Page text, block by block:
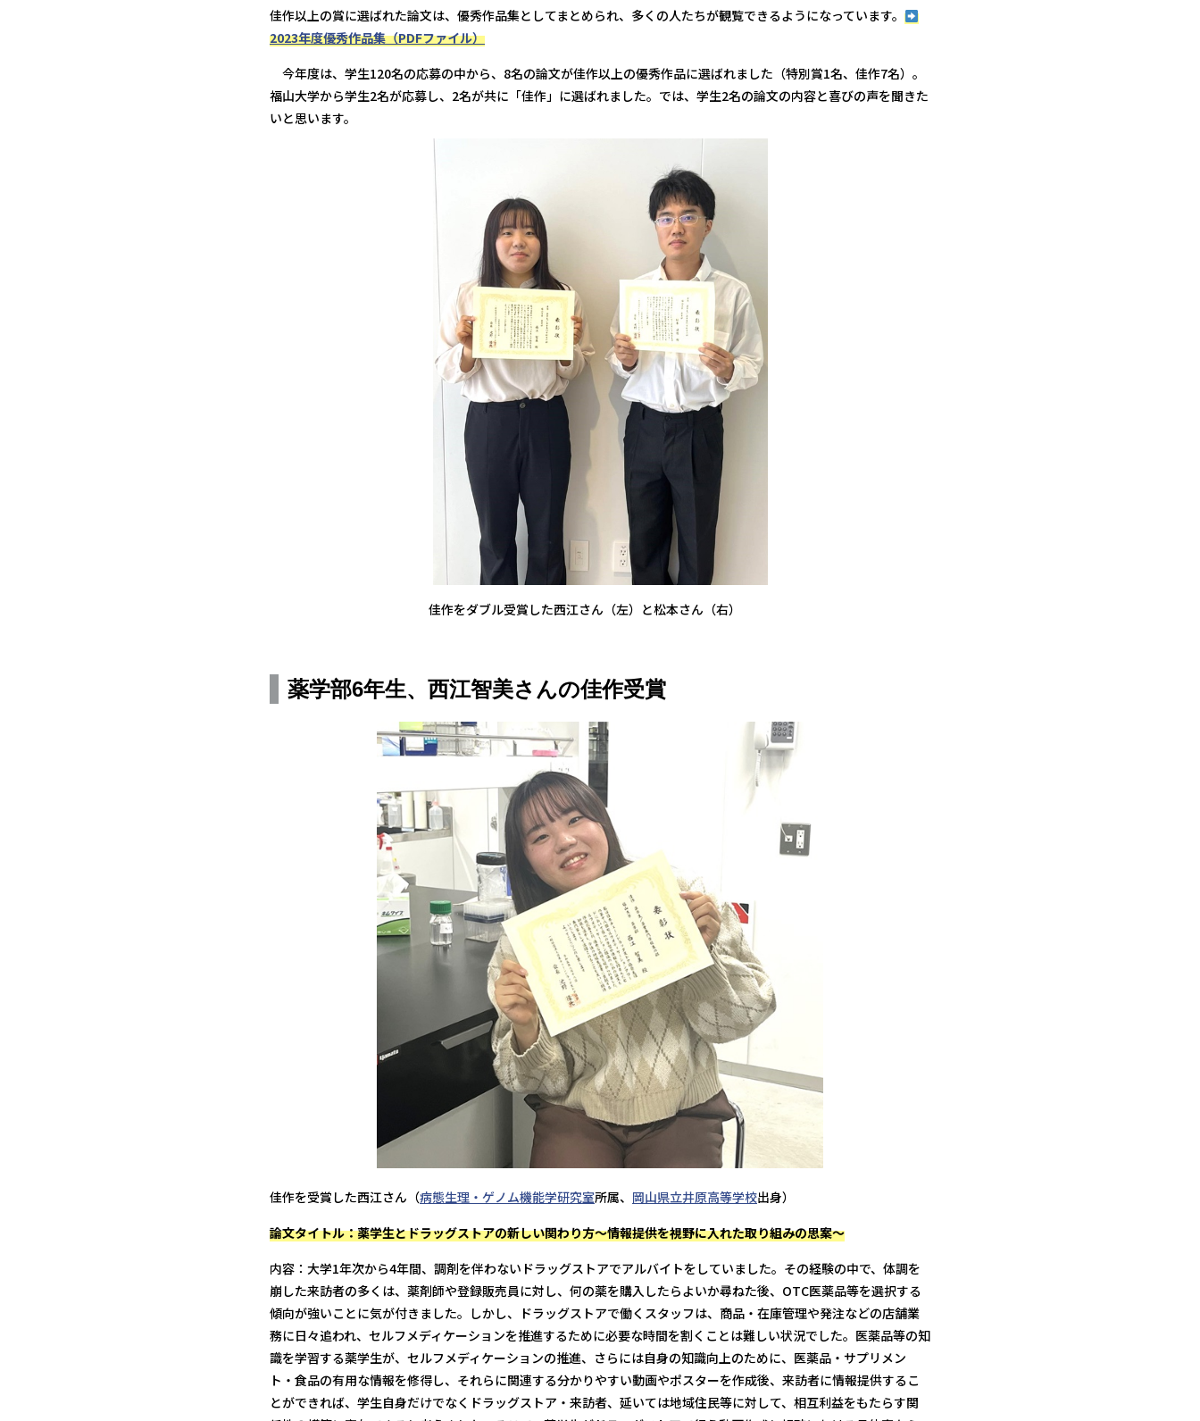
佳作以上の賞に選ばれた論文は、優秀作品集としてまとめられ、多くの人たちが観覧できるようになっています。
2023年度優秀作品集（PDFファイル）
今年度は、学生120名の応募の中から、8名の論文が佳作以上の優秀作品に選ばれました（特別賞1名、佳作7名）。
福山大学から学生2名が応募し、2名が共に「佳作」に選ばれました。では、学生2名の論文の内容と喜びの声を聞きた
いと思います。
佳作をダブル受賞した西江さん（左）と松本さん（右）
薬学部6年生、西江智美さんの佳作受賞
佳作を受賞した西江さん（病態生理・ゲノム機能学研究室所属、 岡山県立井原高等学校出身）
論文タイトル：薬学生とドラッグストアの新しい関わり方～情報提供を視野に入れた取り組みの思案～
内容：大学1年次から4年間、調剤を伴わないドラッグストアでアルバイトをしていました。その経験の中で、体調を
崩した来訪者の多くは、薬剤師や登録販売員に対し、何の薬を購入したらよいか尋ねた後、OTC医薬品等を選択する
傾向が強いことに気が付きました。しかし、ドラッグストアで働くスタッフは、商品・在庫管理や発注などの店舗業
務に日々追われ、セルフメディケーションを推進するために必要な時間を割くことは難しい状況でした。医薬品等の知
識を学習する薬学生が、セルフメディケーションの推進、さらには自身の知識向上のために、医薬品・サプリメン
ト・食品の有用な情報を修得し、それらに関連する分かりやすい動画やポスターを作成後、来訪者に情報提供するこ
とができれば、学生自身だけでなくドラッグストア・来訪者、延いては地域住民等に対して、相互利益をもたらす関